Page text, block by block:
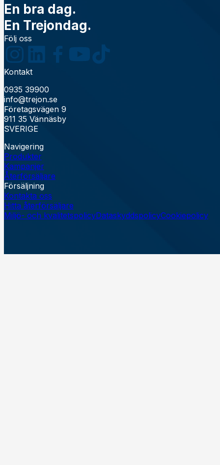
En bra dag.
En Trejondag.
Följ oss
Kontakt
0935 39900
info@trejon.se
Företagsvägen 9
911 35 Vännäsby
SVERIGE
Navigering
Produkter
Kampanjer
Återförsäljare
Försäljning
Kontakta oss
Hitta återförsäljare
Miljö- och kvalitetspolicyDataskyddspolicyCookiepolicy